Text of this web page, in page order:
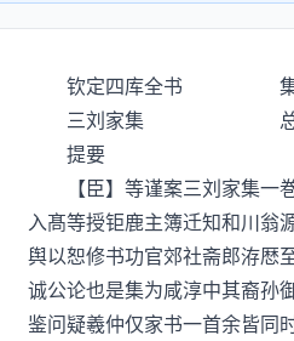
钦定四库全书 集
三刘家集 总
提要
【臣】等谨案三刘家集一巻
入髙等授钜鹿主簿迁知和川翁
舆以恕修书功官郊社斋郎洊厯
诚公论也是集为咸淳中其裔孙
鉴问疑羲仲仅家书一首余皆同